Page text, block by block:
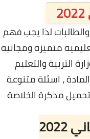
لذا يجب فهم
متميزه ومجانيه
التربية والتعليم
، اسئلة متنوعة
مذكرة الخلاصة